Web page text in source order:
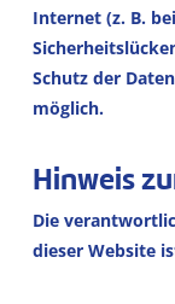
Internet (z. B.
Schutz der
möglich.
Hinweis
Die
dieser Website